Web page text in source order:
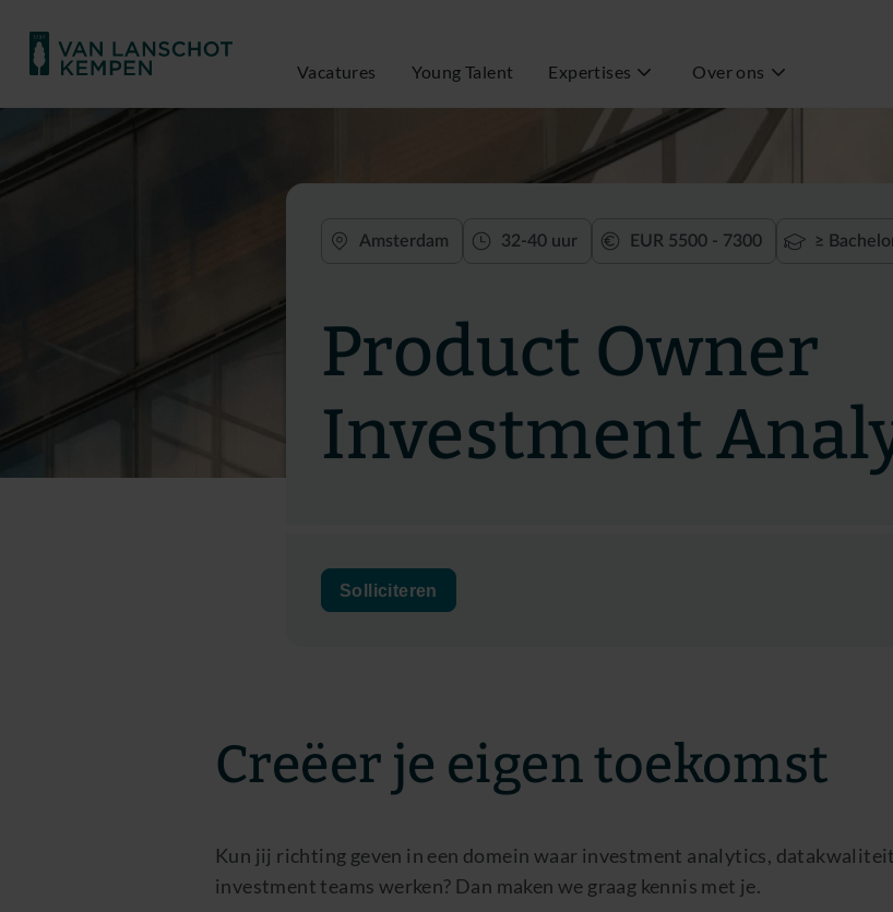
Vacatures Young Talent Expertises Over ons
Amsterdam 32-40 uur EUR 5500 - 7300 ≥
Product Owner
Investment
Solliciteren
Creëer je eigen toekomst
Kun jij richting geven in een domein waar investment analytics,
investment teams werken? Dan maken we graag kennis met je.